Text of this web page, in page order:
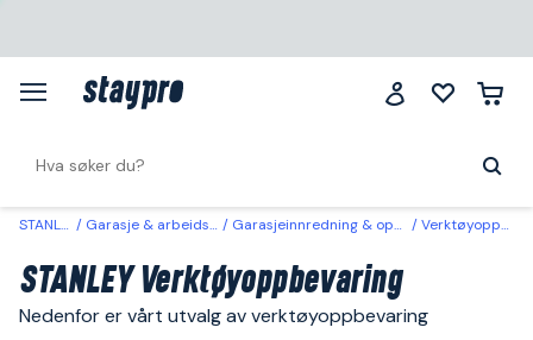
STANLEY Garasje & arbeidsplass Garasjeinnredning & oppbevaring Verktøyoppbevaring
STANLEY Verktøyoppbevaring
Nedenfor er vårt utvalg av verktøyoppbevaring